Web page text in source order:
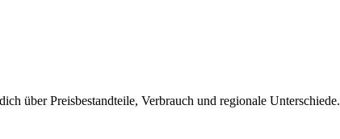
über Preisbestandteile, Verbrauch und regionale